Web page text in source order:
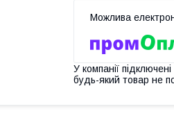
У компанії
будь-який товар не